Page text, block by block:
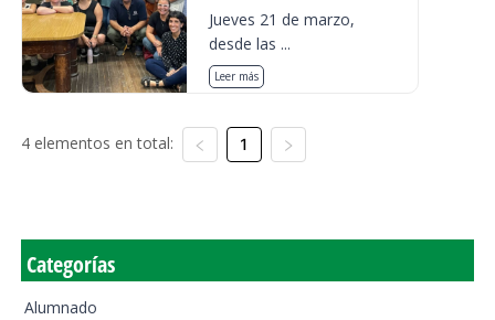
Jueves 21 de marzo,
desde las ...
Leer más
4 elementos en total: 1
Categorías
Alumnado